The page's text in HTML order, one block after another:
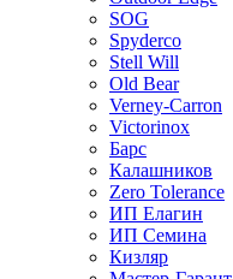
SOG
Spyderco
Stell Will
Old Bear
Verney-Carron
Victorinox
Барс
Калашников
Zero Tolerance
ИП Елагин
ИП Семина
Кизляр